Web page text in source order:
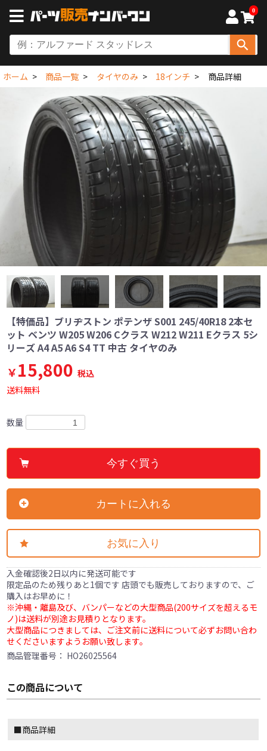
0
ホーム 商品一覧 タイヤのみ 18インチ 商品詳細
【特価品】ブリヂストン ポテンザ S001 245/40R18 2本セ
ット ベンツ W205 W206 Cクラス W212 W211 Eクラス 5シ
リーズ A4 A5 A6 S4 TT 中古 タイヤのみ
￥15,800 税込
送料無料
数量
今すぐ買う
カートに入れる
お気に入り
入金確認後2日以内に発送可能です
限定品のため残りあと1個です 店頭でも販売しておりますので、ご
購入はお早めに！
※沖縄・離島及び、バンパーなどの大型商品(200サイズを超えるモ
ノ)は送料が別途お見積りとなります。
大型商品につきましては、ご注文前に送料について必ずお問い合わ
せくださいますようお願い致します。
商品管理番号： HO26025564
この商品について
■商品詳細